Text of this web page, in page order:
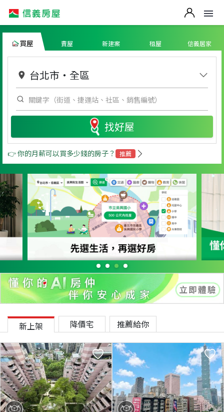
買屋 賣屋 新建案 租屋 信義居家
台北市 ・ 全區
找好屋
👉 你的月薪可以買多少錢的房子？ 推薦
新上架 降價宅 推薦給你